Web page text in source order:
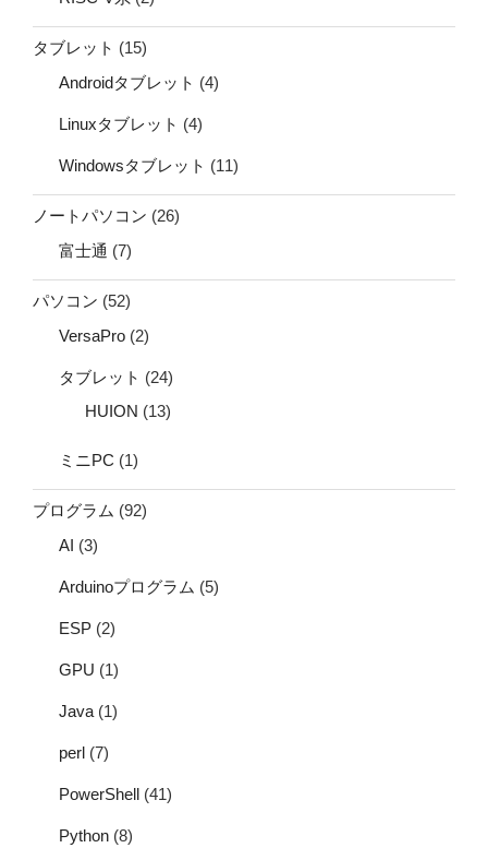
タブレット (15)
Androidタブレット (4)
Linuxタブレット (4)
Windowsタブレット (11)
ノートパソコン (26)
富士通 (7)
パソコン (52)
VersaPro (2)
タブレット (24)
HUION (13)
ミニPC (1)
プログラム (92)
AI (3)
Arduinoプログラム (5)
ESP (2)
GPU (1)
Java (1)
perl (7)
PowerShell (41)
Python (8)